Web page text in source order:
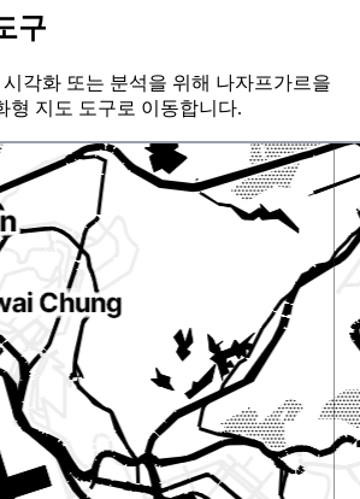
구
각화 또는 분석을 위해 나자프가르을
형 지도 도구로 이동합니다.